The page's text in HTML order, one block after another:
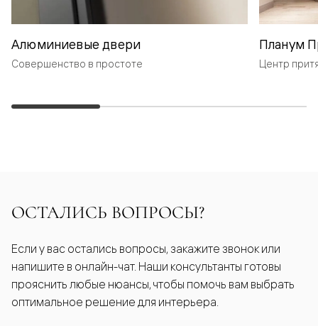
Алюминиевые двери
Совершенство в простоте
Планум
Центр
ОСТАЛИСЬ ВОПРОСЫ?
Если у вас остались вопросы, закажите звонок или
напишите в онлайн-чат. Наши консультанты готовы
прояснить любые нюансы, чтобы помочь вам выбрать
оптимальное решение для интерьера.